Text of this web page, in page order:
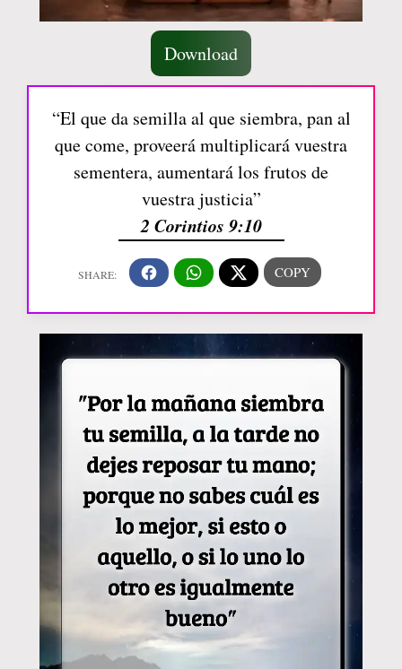
Download
“El que da semilla al que siembra, pan al
que come, proveerá multiplicará vuestra
sementera, aumentará los frutos de
vuestra justicia”
2 Corintios 9:10